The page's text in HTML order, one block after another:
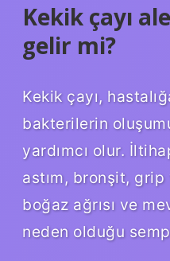
Kekik çayı
gelir mi?
Kekik çayı,
bakterilerin
yardımcı olur.
astım, bronşit, grip
boğaz ağrısı ve
neden olduğu